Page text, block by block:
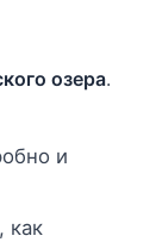
озера.
и
как